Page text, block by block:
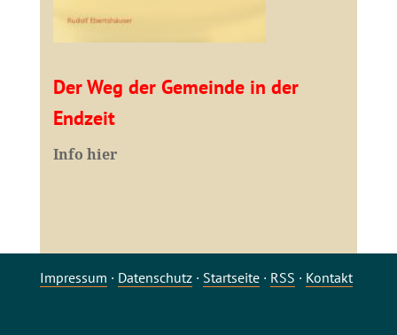
Der Weg der Gemeinde in der
Endzeit
Info hier
Impressum · Datenschutz· Startseite· RSS · Kontakt